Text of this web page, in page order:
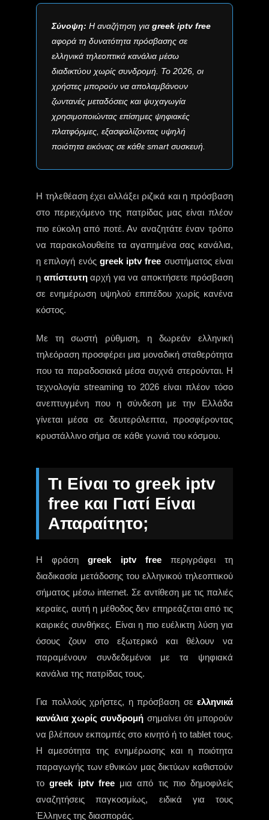
Σύνοψη: Η αναζήτηση για greek iptv free
αφορά τη δυνατότητα πρόσβασης σε
ελληνικά τηλεοπτικά κανάλια μέσω
διαδικτύου χωρίς συνδρομή. Το 2026, οι
χρήστες μπορούν να απολαμβάνουν
ζωντανές μεταδόσεις και ψυχαγωγία
χρησιμοποιώντας επίσημες ψηφιακές
πλατφόρμες, εξασφαλίζοντας υψηλή
ποιότητα εικόνας σε κάθε smart συσκευή.
Η τηλεθέαση έχει αλλάξει ριζικά και η πρόσβαση
στο περιεχόμενο της πατρίδας μας είναι πλέον
πιο εύκολη από ποτέ. Αν αναζητάτε έναν τρόπο
να παρακολουθείτε τα αγαπημένα σας κανάλια,
η επιλογή ενός greek iptv free συστήματος είναι
η απίστευτηαρχή για να αποκτήσετε πρόσβαση
σε ενημέρωση υψηλού επιπέδου χωρίς κανένα
κόστος.
Με τη σωστή ρύθμιση, η δωρεάν ελληνική
τηλεόραση προσφέρει μια μοναδική σταθερότητα
που τα παραδοσιακά μέσα συχνά στερούνται. Η
τεχνολογία streaming το 2026 είναι πλέον τόσο
ανεπτυγμένη που η σύνδεση με την Ελλάδα
γίνεται μέσα σε δευτερόλεπτα, προσφέροντας
κρυστάλλινο σήμα σε κάθε γωνιά του κόσμου.
Τι Είναι το greek iptv
free και Γιατί Είναι
Απαραίτητο;
Η φράσηgreek iptv freeπεριγράφει τη
διαδικασία μετάδοσης του ελληνικού τηλεοπτικού
σήματος μέσω internet. Σε αντίθεση με τις παλιές
κεραίες, αυτή η μέθοδος δεν επηρεάζεται από τις
καιρικές συνθήκες. Είναι η πιο ευέλικτη λύση για
όσους ζουν στο εξωτερικό και θέλουν να
παραμένουν συνδεδεμένοι με τα ψηφιακά
κανάλια της πατρίδας τους.
Για πολλούς χρήστες, η πρόσβαση σε ελληνικά
κανάλια χωρίς συνδρομή σημαίνει ότι μπορούν
να βλέπουν εκπομπές στο κινητό ή το tablet τους.
Η αμεσότητα της ενημέρωσης και η ποιότητα
παραγωγής των εθνικών μας δικτύων καθιστούν
τοgreek iptv freeμια από τις πιο δημοφιλείς
αναζητήσεις παγκοσμίως, ειδικά για τους
Έλληνες της διασποράς.